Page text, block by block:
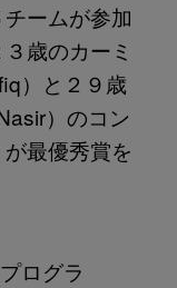
ームが参加
歳のカーミ
）と２９歳
）のコン
最優秀賞を
ログラ